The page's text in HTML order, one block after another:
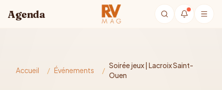
Agenda
Accueil / Événements /
Soirée jeux | Lacroix Saint-
Ouen